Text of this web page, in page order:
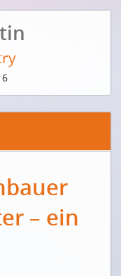
– ein
de
– ein